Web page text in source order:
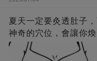
夏天一定要灸透肚子
神奇的穴位，會讓你煥